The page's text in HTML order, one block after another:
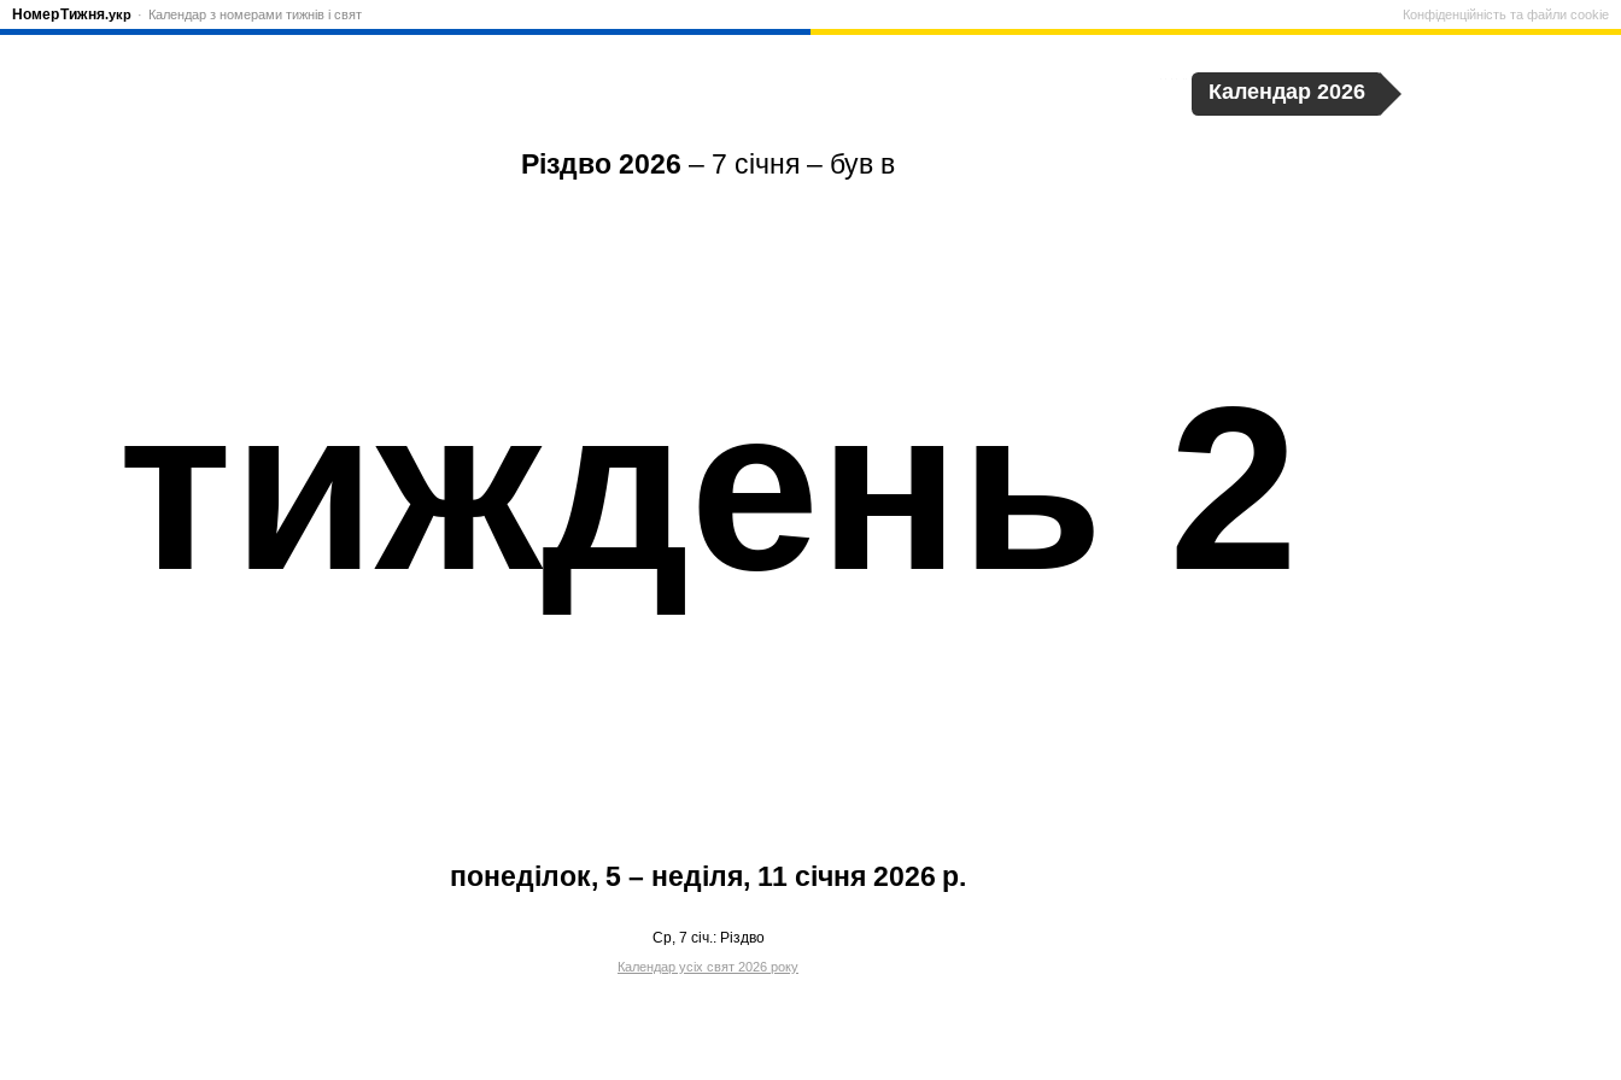
Різдво 2026 – 7 січня – був в
тиждень 2
понеділок, 5 – неділя, 11 січня 2026 р.
Ср, 7 січ.: Різдво
Календар усіх свят 2026 року
Календар 2026
НомерТижня.укр Календар з номерами тижнів і свят Конфіденційність та файли cookie